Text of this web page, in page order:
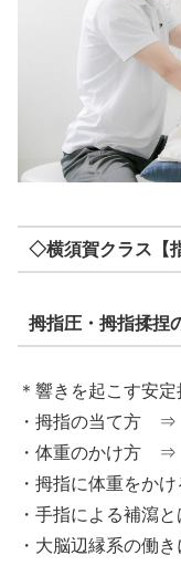
◇横須賀クラス【
拇指圧・拇指揉捏
＊響きを起こす安
・拇指の当て方 ⇒
・体重のかけ方
・拇指に体重をか
・手指による補瀉と
・大脳辺縁系の働